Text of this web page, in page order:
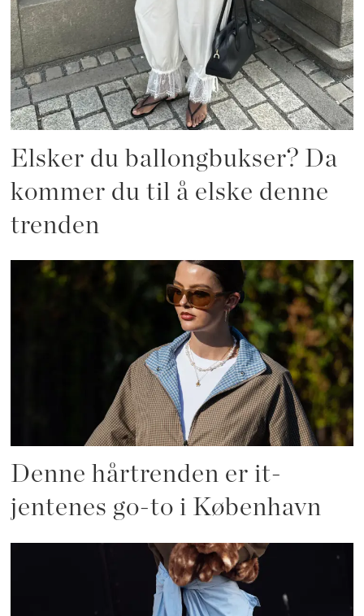
Elsker du ballongbukser? Da
kommer du til å elske denne
trenden
Denne hårtrenden er it-
jentenes go-to i København